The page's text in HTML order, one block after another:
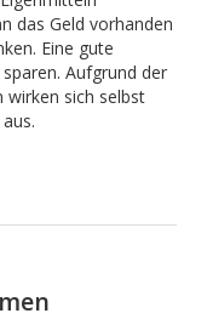
das Geld vorhanden
Eine gute
Aufgrund der
sich selbst